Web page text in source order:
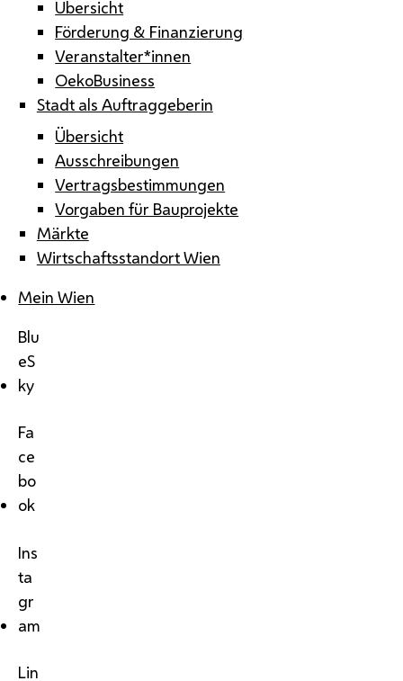
Übersicht
Förderung & Finanzierung
Veranstalter*innen
OekoBusiness
Stadt als Auftraggeberin
Übersicht
Ausschreibungen
Vertragsbestimmungen
Vorgaben für Bauprojekte
Märkte
Wirtschaftsstandort Wien
Mein Wien
Blu
eS
ky
Fa
ce
bo
ok
Ins
ta
gr
am
Lin